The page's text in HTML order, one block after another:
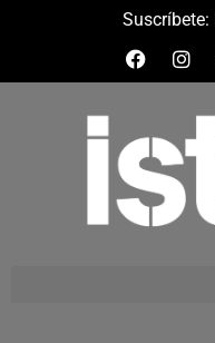
Suscríbete: